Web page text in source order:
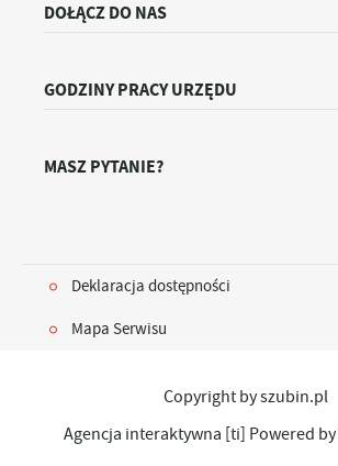
DOŁĄCZ DO NAS
GODZINY PRACY URZĘDU
MASZ PYTANIE?
Deklaracja dostępności
Mapa Serwisu
Copyright by szubin.pl
Agencja interaktywna [ti] Powered by